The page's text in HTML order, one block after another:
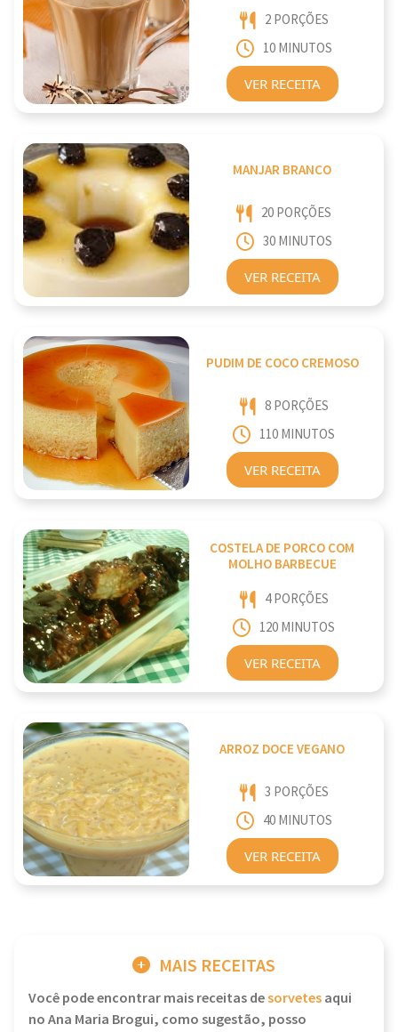
2 PORÇÕES
10 MINUTOS
VER RECEITA
MANJAR BRANCO
20 PORÇÕES
30 MINUTOS
VER RECEITA
PUDIM DE COCO CREMOSO
8 PORÇÕES
110 MINUTOS
VER RECEITA
COSTELA DE PORCO COM
MOLHO BARBECUE
4 PORÇÕES
120 MINUTOS
VER RECEITA
ARROZ DOCE VEGANO
3 PORÇÕES
40 MINUTOS
VER RECEITA
MAIS RECEITAS
Você pode encontrar mais receitas desorvetesaqui
no Ana Maria Brogui, como sugestão, posso